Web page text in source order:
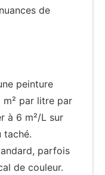
de
peinture
m² par litre par
à 6 m²/L sur
taché.
parfois
de couleur.